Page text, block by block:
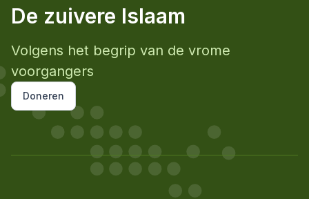
De zuivere Islaam
Volgens het begrip van de vrome
voorgangers
Doneren